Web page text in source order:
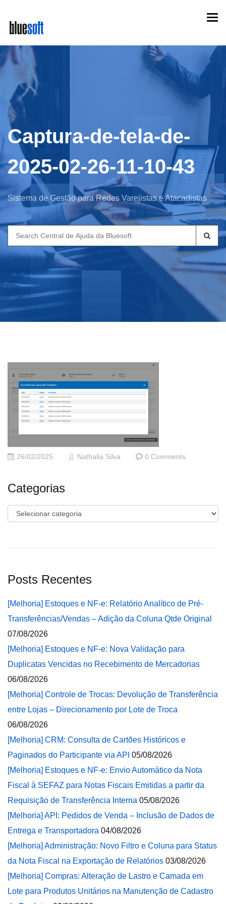
main
content
Captura-de-tela-de-
2025-02-26-11-10-43
Sistema de Gestão para Redes Varejistas e Atacadistas
Search
for:
26/02/2025 Nathalia Silva 0 Comments
Categorias
Categorias
Posts Recentes
[Melhoria] Estoques e NF-e: Relatório Analítico de Pré-
Transferências/Vendas – Adição da Coluna Qtde Original
07/08/2026
[Melhoria] Estoques e NF-e: Nova Validação para
Duplicatas Vencidas no Recebimento de Mercadorias
06/08/2026
[Melhoria] Controle de Trocas: Devolução de Transferência
entre Lojas – Direcionamento por Lote de Troca
06/08/2026
[Melhoria] CRM: Consulta de Cartões Históricos e
Paginados do Participante via API 05/08/2026
[Melhoria] Estoques e NF-e: Envio Automático da Nota
Fiscal à SEFAZ para Notas Fiscais Emitidas a partir da
Requisição de Transferência Interna 05/08/2026
[Melhoria] API: Pedidos de Venda – Inclusão de Dados de
Entrega e Transportadora 04/08/2026
[Melhoria] Administração: Novo Filtro e Coluna para Status
da Nota Fiscal na Exportação de Relatórios 03/08/2026
[Melhoria] Compras: Alteração de Lastro e Camada em
Lote para Produtos Unitários na Manutenção de Cadastro